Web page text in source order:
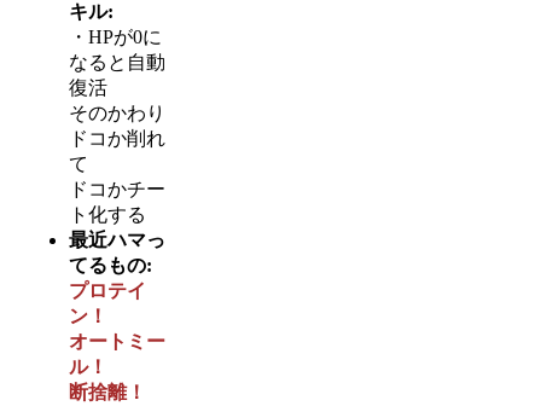
キル:
・HPが0に
なると自動
復活
そのかわり
ドコか削れ
て
ドコかチー
ト化する
最近ハマっ
てるもの:
プロテイ
ン！
オートミー
ル！
断捨離！